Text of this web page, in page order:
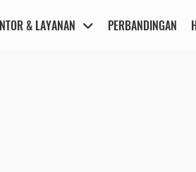
& LAYANAN PERBANDINGAN